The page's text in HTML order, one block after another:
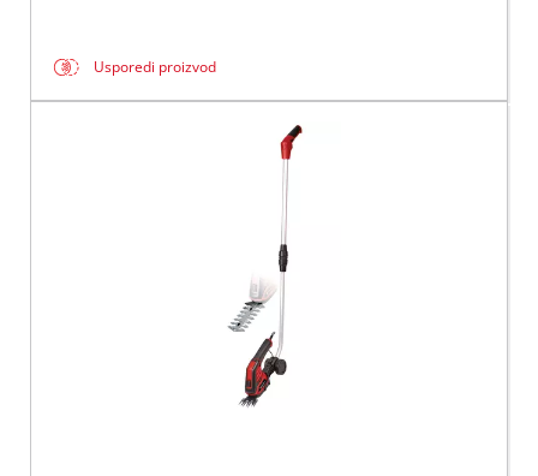
Usporedi proizvod